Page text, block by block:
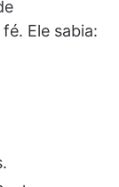
Ele sabia: